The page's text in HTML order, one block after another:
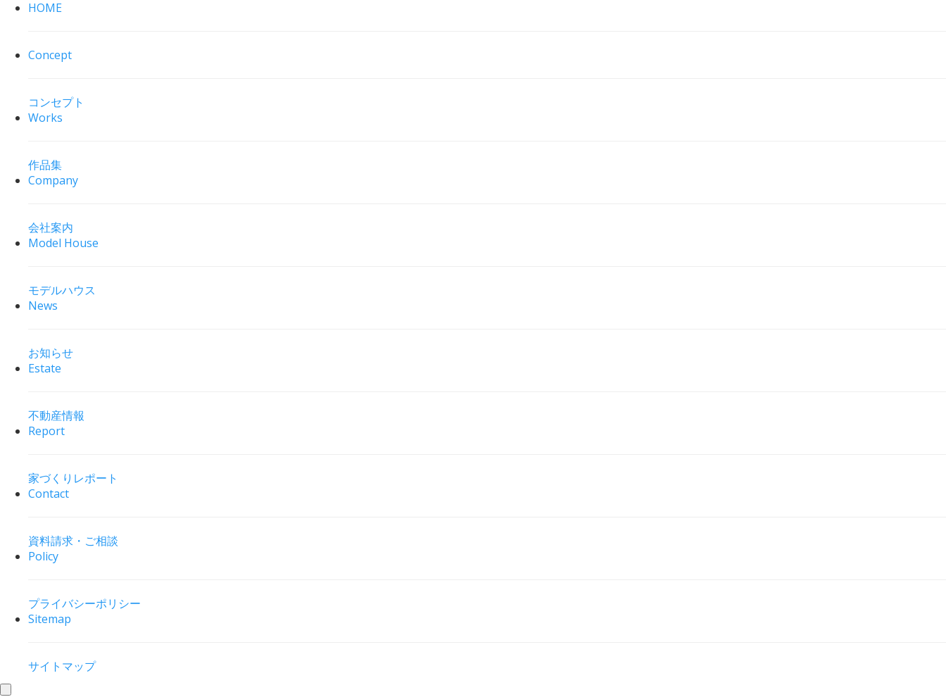
HOME
Concept
コンセプト
Works
作品集
Company
会社案内
Model House
モデルハウス
News
お知らせ
Estate
不動産情報
Report
家づくりレポート
Contact
資料請求・ご相談
Policy
プライバシーポリシー
Sitemap
サイトマップ
toggle